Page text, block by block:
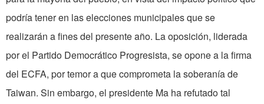
podría tener en las elecciones municipales que se
realizarán a fines del presente año. La oposición, liderada
por el Partido Democrático Progresista, se opone a la firma
del ECFA, por temor a que comprometa la soberanía de
Taiwan. Sin embargo, el presidente Ma ha refutado tal